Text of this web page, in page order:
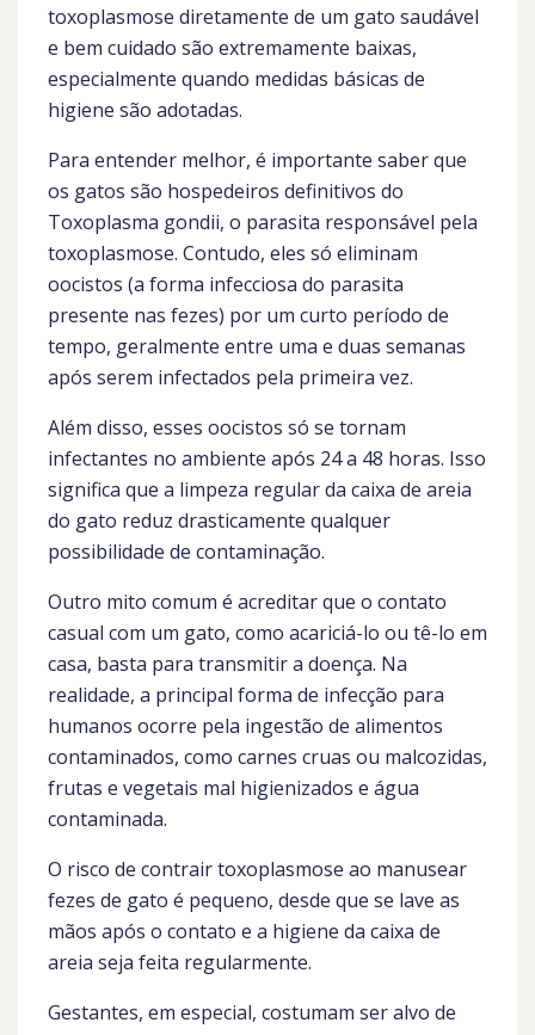
toxoplasmose diretamente de um gato saudável
e bem cuidado são extremamente baixas,
especialmente quando medidas básicas de
higiene são adotadas.
Para entender melhor, é importante saber que
os gatos são hospedeiros definitivos do
Toxoplasma gondii, o parasita responsável pela
toxoplasmose. Contudo, eles só eliminam
oocistos (a forma infecciosa do parasita
presente nas fezes) por um curto período de
tempo, geralmente entre uma e duas semanas
após serem infectados pela primeira vez.
Além disso, esses oocistos só se tornam
infectantes no ambiente após 24 a 48 horas. Isso
significa que a limpeza regular da caixa de areia
do gato reduz drasticamente qualquer
possibilidade de contaminação.
Outro mito comum é acreditar que o contato
casual com um gato, como acariciá-lo ou tê-lo em
casa, basta para transmitir a doença. Na
realidade, a principal forma de infecção para
humanos ocorre pela ingestão de alimentos
contaminados, como carnes cruas ou malcozidas,
frutas e vegetais mal higienizados e água
contaminada.
O risco de contrair toxoplasmose ao manusear
fezes de gato é pequeno, desde que se lave as
mãos após o contato e a higiene da caixa de
areia seja feita regularmente.
Gestantes, em especial, costumam ser alvo de